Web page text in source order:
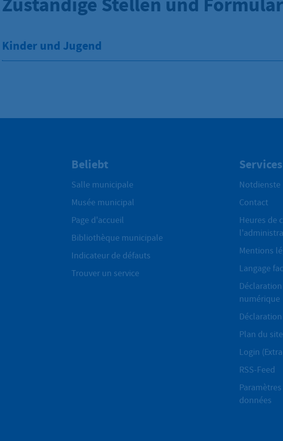
Kinder und Jugend
Beliebt
Salle municipale
Musée municipal
Page d'accueil
Bibliothèque municipale
Indicateur de défauts
Trouver un service
Services
Notdienste
Contact
Heures de
Mentions
Langage
numérique
Plan du site
Login
RSS-Feed
données